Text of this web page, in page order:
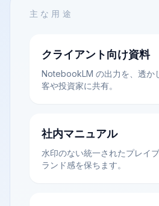
主な用途
クライアント向け資料
NotebookLM の出力を、透か
客や投資家に共有。
社内マニュアル
水印のない統一されたプレイ
ランド感を保ちます。